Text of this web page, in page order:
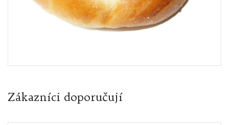
Zákazníci doporučují